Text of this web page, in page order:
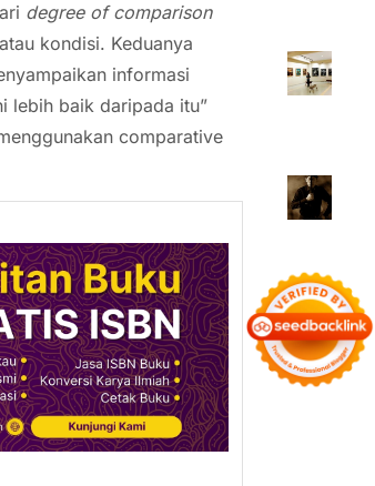
degree of comparison
kondisi. Keduanya
informasi
lebih baik daripada itu”
comparative